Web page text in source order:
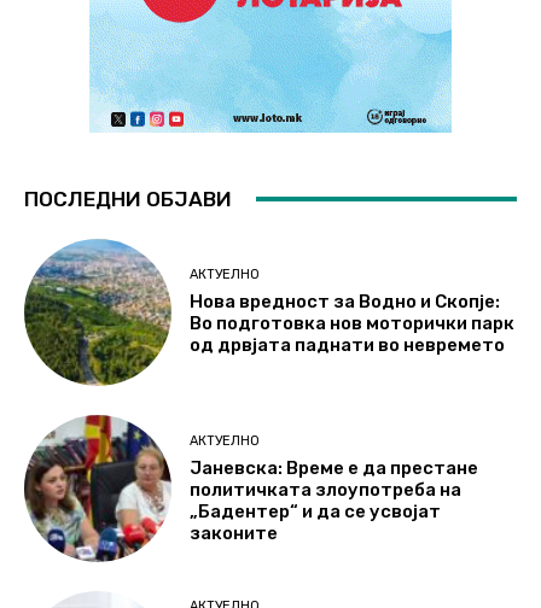
ПОСЛЕДНИ ОБЈАВИ
АКТУЕЛНО
Нова вредност за Водно и Скопје:
Во подготовка нов моторички парк
од дрвјата паднати во невремето
АКТУЕЛНО
Јаневска: Време е да престане
политичката злоупотреба на
„Бадентер“ и да се усвојат
законите